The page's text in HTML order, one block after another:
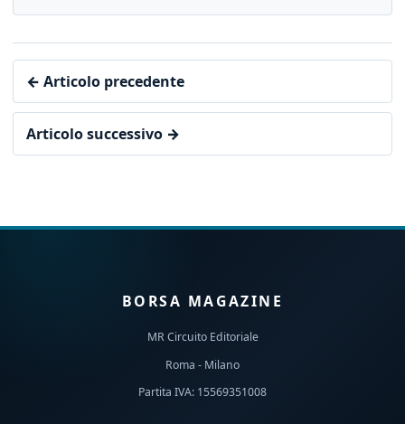
← Articolo precedente
Articolo successivo →
BORSA MAGAZINE
MR Circuito Editoriale
Roma - Milano
Partita IVA: 15569351008